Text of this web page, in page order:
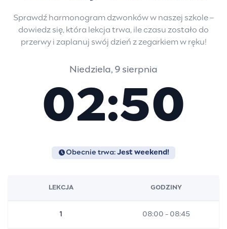
Sprawdź harmonogram dzwonków w naszej szkole –
dowiedz się, która lekcja trwa, ile czasu zostało do
przerwy i zaplanuj swój dzień z zegarkiem w ręku!
Niedziela, 9 sierpnia
02:50
Obecnie trwa: Jest weekend!
LEKCJA GODZINY
1 08:00 - 08:45